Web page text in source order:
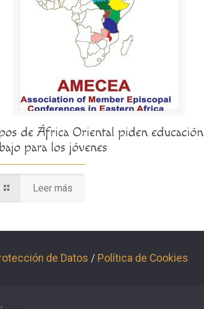
de África Oriental piden educación
para los jóvenes
Leer más
de Datos / Política de Cookies